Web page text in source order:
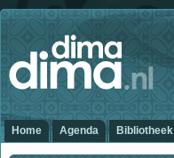
Home Agenda Bibliotheek